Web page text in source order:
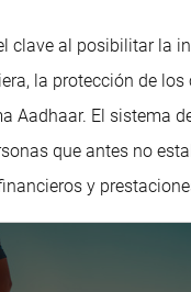
clave al posibilitar la
la protección de los
Aadhaar. El sistema
que antes no
y